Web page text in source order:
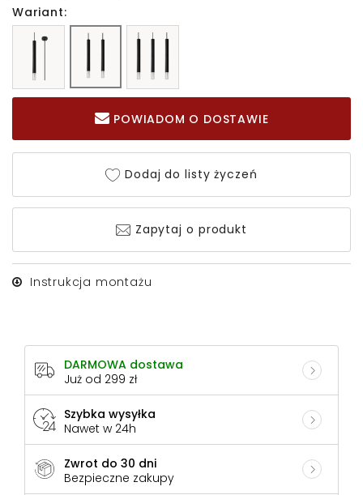
Wariant:
POWIADOM O DOSTAWIE
Dodaj do listy życzeń
Zapytaj o produkt
Instrukcja montażu
DARMOWA dostawa
Już od 299 zł
Szybka wysyłka
Nawet w 24h
Zwrot do 30 dni
Bezpieczne zakupy